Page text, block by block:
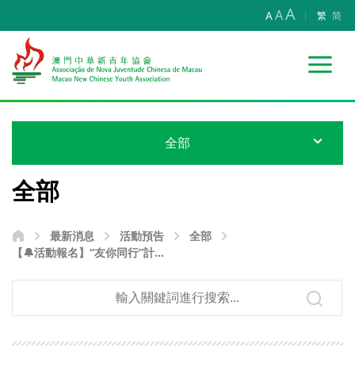
AAA 繁 简
全部
全部
最新消息 活動預告
全部
【🔔活動報名】“友你同行”計劃